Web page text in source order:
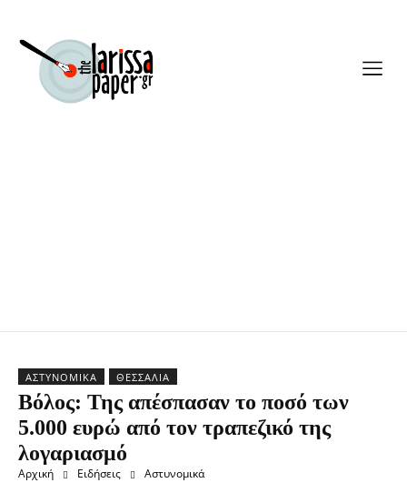
ΑΣΤΥΝΟΜΙΚΆ ΘΕΣΣΑΛΊΑ
Βόλος: Της απέσπασαν το ποσό των
5.000 ευρώ από τον τραπεζικό της
λογαριασμό
Αρχική Ειδήσεις Αστυνομικά